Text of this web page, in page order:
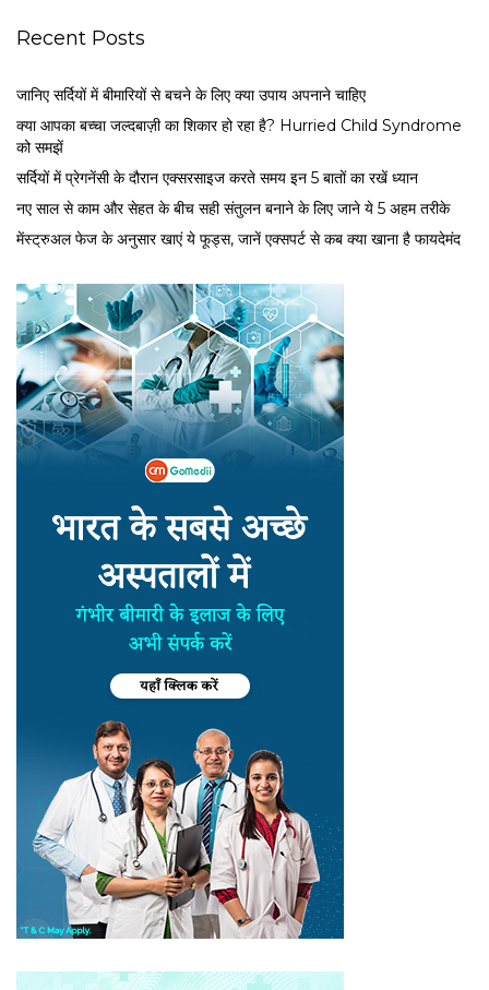
Recent Posts
जानिए सर्दियों में बीमारियों से बचने के लिए क्या उपाय अपनाने चाहिए
क्या आपका बच्चा जल्दबाज़ी का शिकार हो रहा है? Hurried Child Syndrome
को समझें
सर्द‍ियों में प्रेगनेंसी के दौरान एक्सरसाइज करते समय इन 5 बातों का रखें ध्यान
नए साल से काम और सेहत के बीच सही संतुलन बनाने के लिए जाने ये 5 अहम तरीके
मेंस्ट्रुअल फेज के अनुसार खाएं ये फूड्स, जानें एक्सपर्ट से कब क्या खाना है फायदेमंद